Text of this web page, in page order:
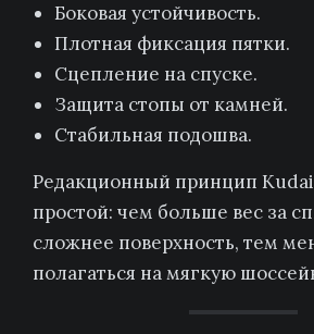
Боковая устойчивость.
Плотная фиксация пятки.
Сцепление на спуске.
Защита стопы от камней.
Стабильная подошва.
Редакционный принцип
простой: чем больше вес за
сложнее поверхность, тем
полагаться на мягкую